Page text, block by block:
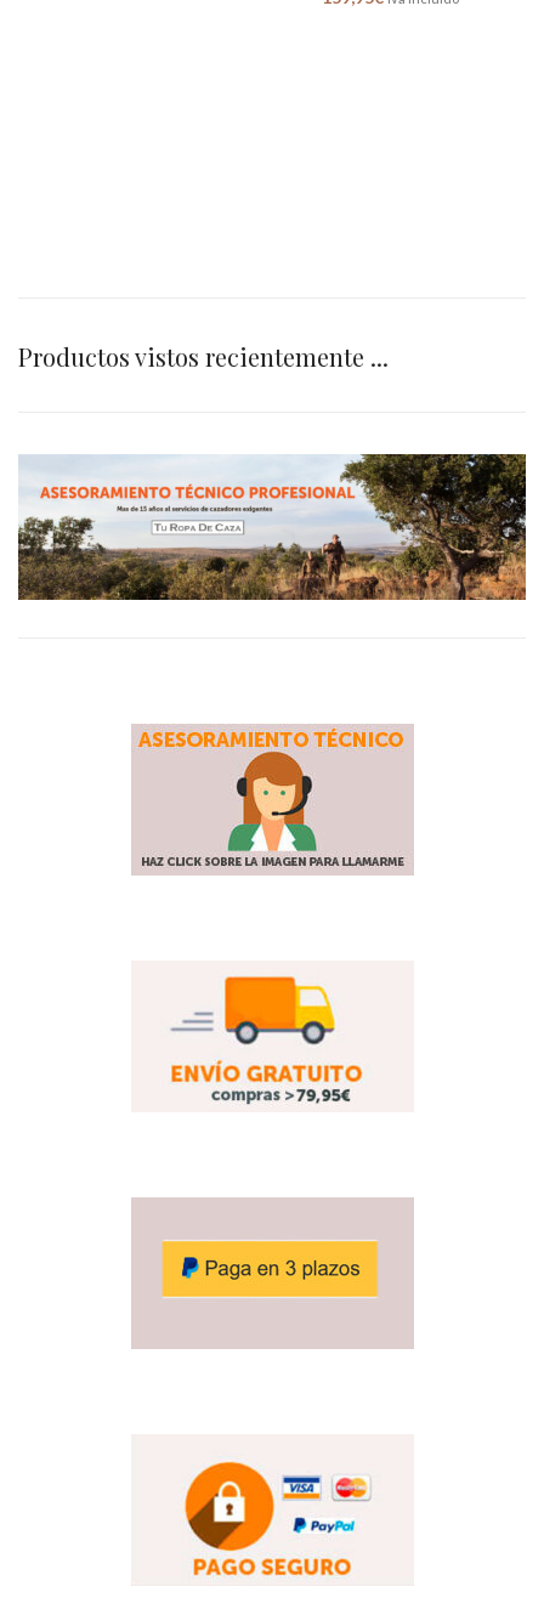
Productos vistos recientemente ...